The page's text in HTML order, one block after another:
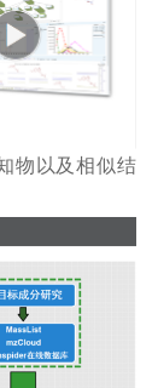
物以及相似结